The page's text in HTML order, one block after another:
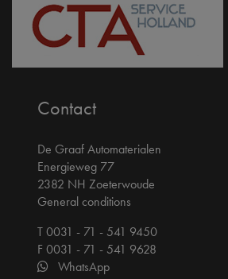
Contact
De Graaf Automaterialen
Energieweg 77
2382 NH Zoeterwoude
General conditions
T 0031 - 71 - 541 9450
F 0031 - 71 - 541 9628
WhatsApp